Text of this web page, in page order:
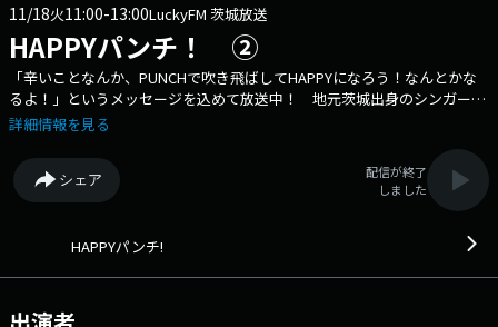
11/18火11:00-13:00LuckyFM 茨城放送
HAPPYパンチ！ ②
「辛いことなんか、PUNCHで吹き飛ばしてHAPPYになろう！なんとかな
るよ！」というメッセージを込めて放送中！ 地元茨城出身のシンガーソ
ングライター『KATSUMI』、 ロックバンド「スキップカウズ」のボーカ
『京太朗』 そして、20数年にわたり茨城放送の人気番組を多数担当して
きた『たかとりじゅん』という4人の大人の男の個性に 5人の女性アシス
タントの若い感性をプラスして楽しい時間をお届けします！ ～本日のメ
報」 ▼9:27,10:30,11:30「交通情報」 ▼9:35「JAさわやかモーニン
ジはこちら↓ メール：happy@lucky-ibaraki.com X：#ハピパン をつけ
詳細情報を見る
シェア
配信が終了
しました
HAPPYパンチ!